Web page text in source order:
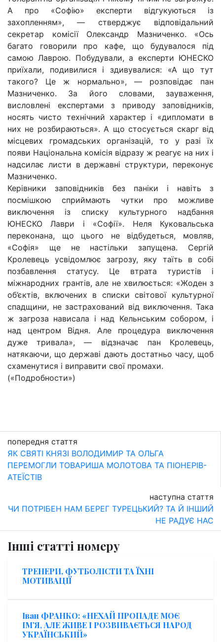
А про «Софію» експерти відгукуються із
захопленням», — стверджує відповідальний
секретар комісії Олександр Мазниченко. «Ось
багато говорили про кафе, що будувалося під
самою Лаврою. Побудували, а експерти ЮНЕСКО
приїхали, подивилися і здивувалися: «А що тут
такого? Це ж нормально», — розповідає пан
Мазниченко. За його словами, зауваження,
висловлені експертами з приводу заповідників,
носять чисто технічний характер і «дипломати в
них не розбираються». А що стосується скарг від
місцевих громадських організацій, то у разі їх
появи Національна комісія відразу ж реагує на них і
надсилає листи в державні структури, переконує
Мазниченко.
Керівники заповідників без паніки і навіть з
посмішкою сприймають чутки про можливе
виключення із списку культурного надбання
ЮНЕСКО Лаври і «Софії». Неля Куковальська
переконана, що цього не відбудеться, мовляв,
«Софія» ще не настільки запущена. Сергій
Кролевець усвідомлює загрозу, яку таїть в собі
позбавлення статусу. Це втрата туристів і
міжнародних грантів, але не хвилюється: «Жоден з
об’єктів, включених в списки світової культурної
спадщини, не застрахований від виключення. Така
ж загроза нависала і над Кельнським собором, і
над центром Відня. Але процедура виключення
дуже тривала», — відзначає пан Кролевець,
натякаючи, що державі дають достатньо часу, щоб
схаменутися і виправити свої промахи.
(«Подробности»)
попередня стаття
ЯК СВЯТІ КНЯЗІ ВОЛОДИМИР ТА ОЛЬГА
ПЕРЕМОГЛИ ТОВАРИША МОЛОТОВА ТА ПІОНЕРІВ-
АТЕЇСТІВ
наступна стаття
ЧИ ПОТРІБЕН НАМ БЕРЕГ ТУРЕЦЬКИЙ? ТА Й ІНШИЙ
НЕ РАДУЄ НАС
Інші статті номеру
ТРЕНЕРИ, ФУТБОЛІСТИ ТА ЇХНІ
МОТИВАЦІЇ
Іван ФРАНКО: «НЕХАЙ ПРОПАДЕ МОЄ
ІМ’Я, АЛЕ ЖИВЕ І РОЗВИВАЄТЬСЯ НАРОД
УКРАЇНСЬКИЙ»